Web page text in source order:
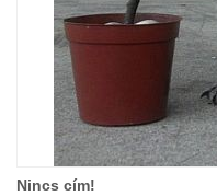
Nincs cím!